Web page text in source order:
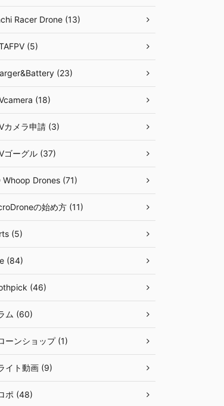
Racer Drone (13)
(5)
(23)
(18)
カメラ申請 (3)
ゴーグル (37)
Whoop Drones (71)
の始め方 (11)
(5)
(84)
(46)
ム (60)
ーンショップ (1)
イト動画 (9)
ポ (48)